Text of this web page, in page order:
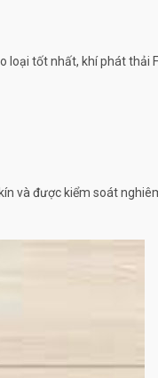
loại tốt nhất, khí phát thải
và được kiểm soát